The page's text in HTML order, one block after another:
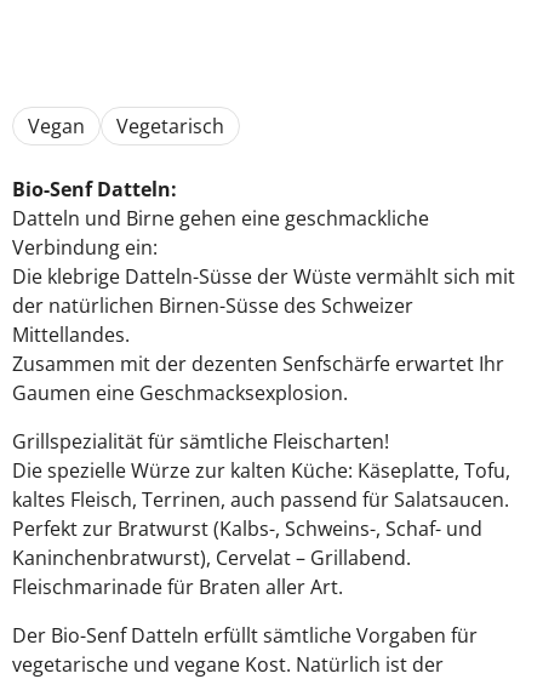
Vegan Vegetarisch
Bio-Senf Datteln:
Datteln und Birne gehen eine geschmackliche
Verbindung ein:
Die klebrige Datteln-Süsse der Wüste vermählt sich mit
der natürlichen Birnen-Süsse des Schweizer
Mittellandes.
Zusammen mit der dezenten Senfschärfe erwartet Ihr
Gaumen eine Geschmacksexplosion.
Grillspezialität für sämtliche Fleischarten!
Die spezielle Würze zur kalten Küche: Käseplatte, Tofu,
kaltes Fleisch, Terrinen, auch passend für Salatsaucen.
Perfekt zur Bratwurst (Kalbs-, Schweins-, Schaf- und
Kaninchenbratwurst), Cervelat – Grillabend.
Fleischmarinade für Braten aller Art.
Der Bio-Senf Datteln erfüllt sämtliche Vorgaben für
vegetarische und vegane Kost. Natürlich ist der